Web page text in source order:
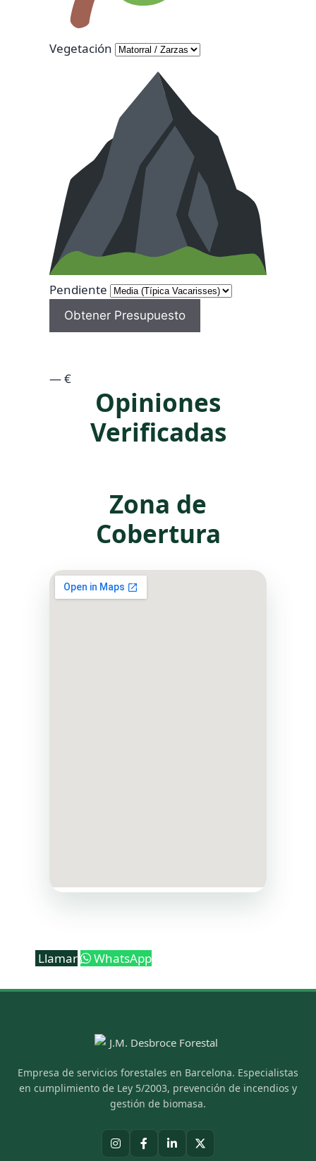
Vegetación
Pendiente
Obtener Presupuesto
— €
Opiniones
Verificadas
Zona de
Cobertura
Llamar WhatsApp
Empresa de servicios forestales en Barcelona. Especialistas
en cumplimiento de Ley 5/2003, prevención de incendios y
gestión de biomasa.